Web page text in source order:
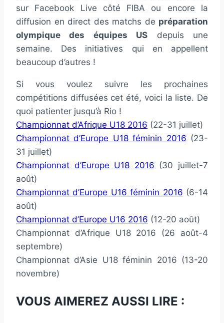
sur Facebook Live côté FIBA ou encore la
diffusion en direct des matchs de préparation
olympique des équipes US depuis une
semaine. Des initiatives qui en appellent
beaucoup d’autres !
Si vous voulez suivre les prochaines
compétitions diffusées cet été, voici la liste. De
quoi patienter jusqu’à Rio !
Championnat d’Afrique U18 2016 (22-31 juillet)
Championnat d’Europe U18 féminin 2016 (23-
31 juillet)
Championnat d’Europe U18 2016 (30 juillet-7
août)
Championnat d’Europe U16 féminin 2016 (6-14
août)
Championnat d’Europe U16 2016 (12-20 août)
Championnat d’Afrique U18 2016 (26 août-4
septembre)
Championnat d’Asie U18 féminin 2016 (13-20
novembre)
VOUS AIMEREZ AUSSI LIRE :